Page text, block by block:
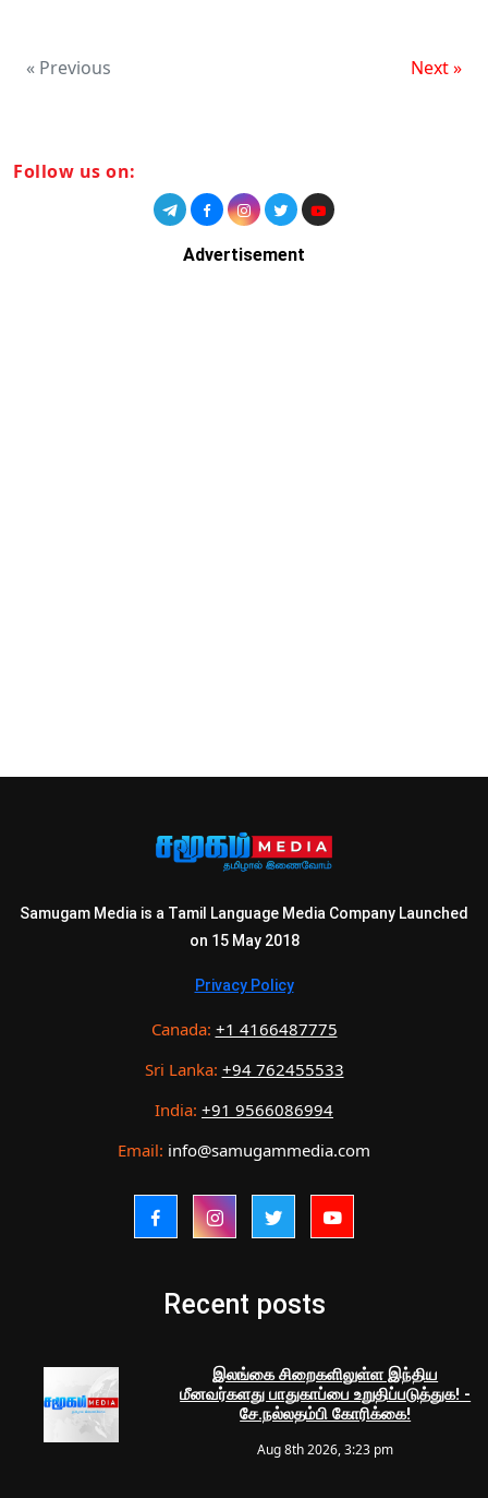
« Previous Next »
Follow us on:
Advertisement
Samugam Media is a Tamil Language Media Company Launched
on 15 May 2018
Privacy Policy
Canada: +1 4166487775
Sri Lanka: +94 762455533
India: +91 9566086994
Email: info@samugammedia.com
Recent posts
இலங்கை சிறைகளிலுள்ள இந்திய
மீனவர்களது பாதுகாப்பை உறுதிப்படுத்துக! -
சே.நல்லதம்பி கோரிக்கை!
Aug 8th 2026, 3:23 pm